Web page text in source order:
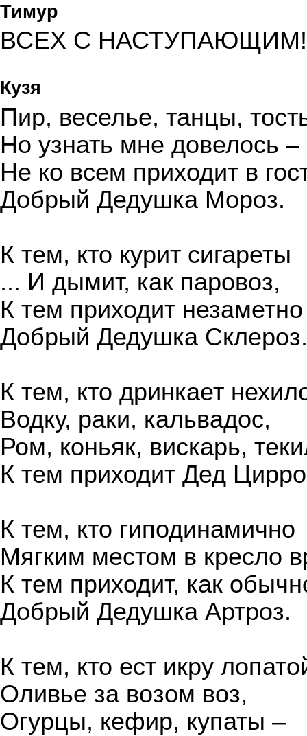
Тимур
ВСЕХ С
Кузя
Пир, веселье, танцы,
Но узнать мне довелось –
Не ко всем приходит в
Добрый Дедушка Мороз.
К тем, кто курит сигареты
... И дымит, как паровоз,
К тем приходит незаметно
Добрый Дедушка Склероз.
К тем, кто дринкает
Водку, раки, кальвадос,
Ром, коньяк, вискарь,
К тем приходит Дед
К тем, кто гиподинамично
Мягким местом в кресло
К тем приходит, как
Добрый Дедушка Артроз.
К тем, кто ест икру
Оливье за возом воз,
Огурцы, кефир, купаты –